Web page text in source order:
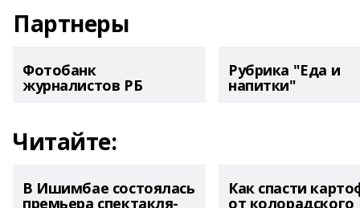
Партнеры
Фотобанк
журналистов РБ
Рубрика "Еда и
напитки"
Читайте:
В Ишимбае состоялась
премьера спектакля-
Как спасти
от колорадского